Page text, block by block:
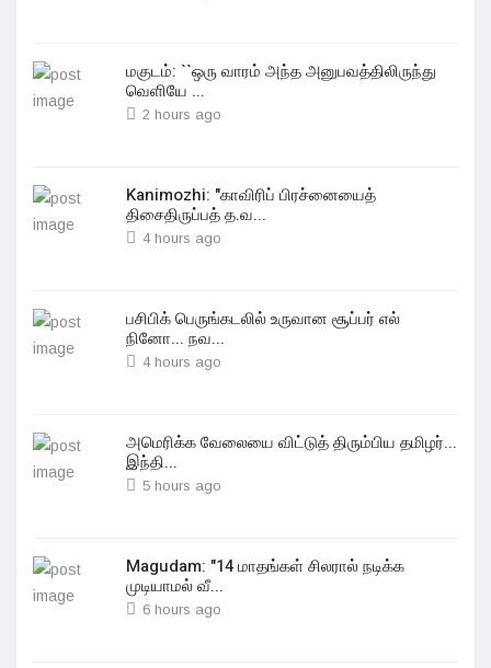
மகுடம்: ``ஒரு வாரம் அந்த அனுபவத்திலிருந்து
வெளியே ...
2 hours ago
Kanimozhi: "காவிரிப் பிரச்னையைத்
திசைதிருப்பத் த.வ...
4 hours ago
பசிபிக் பெருங்கடலில் உருவான சூப்பர் எல்
நினோ... நவ...
4 hours ago
அமெரிக்க வேலையை விட்டுத் திரும்பிய தமிழர்...
இந்தி...
5 hours ago
Magudam: "14 மாதங்கள் சிலரால் நடிக்க
முடியாமல் வீ...
6 hours ago